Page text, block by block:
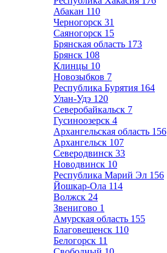
Абакан 110
Черногорск 31
Саяногорск 15
Брянская область 173
Брянск 108
Клинцы 10
Новозыбков 7
Республика Бурятия 164
Улан-Удэ 120
Северобайкальск 7
Гусиноозерск 4
Архангельская область 156
Архангельск 107
Северодвинск 33
Новодвинск 10
Республика Марий Эл 156
Йошкар-Ола 114
Волжск 24
Звенигово 1
Амурская область 155
Благовещенск 110
Белогорск 11